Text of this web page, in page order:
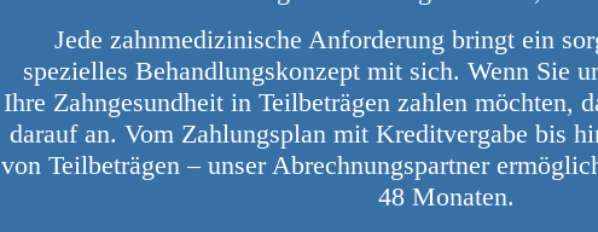
Jede zahnmedizinische Anforderung bringt ein
spezielles Behandlungskonzept mit sich. Wenn Sie
Ihre Zahngesundheit in Teilbeträgen zahlen möchten,
darauf an. Vom Zahlungsplan mit Kreditvergabe bis
von Teilbeträgen – unser Abrechnungspartner
48 Monaten.